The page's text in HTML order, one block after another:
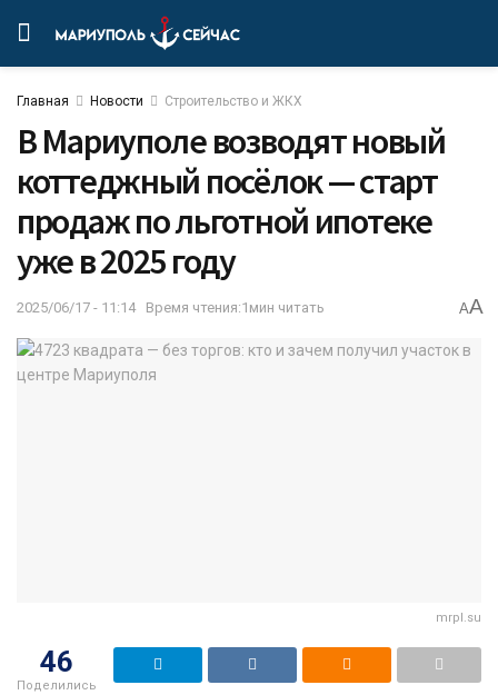
Главная Новости Строительство и ЖКХ
В Мариуполе возводят новый
коттеджный посёлок — старт
продаж по льготной ипотеке
уже в 2025 году
2025/06/17 - 11:14 Время чтения:1мин читать AA
mrpl.su
46
Поделились